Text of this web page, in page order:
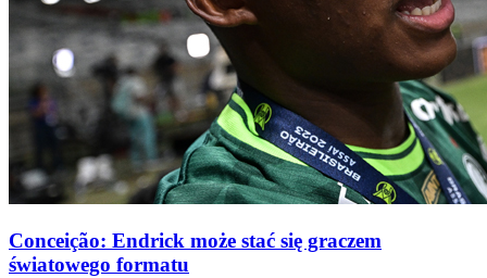
Conceição: Endrick może stać się graczem
światowego formatu